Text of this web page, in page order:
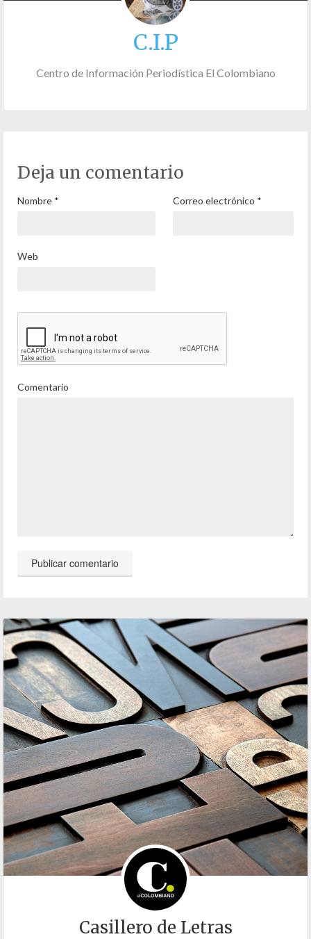
C.I.P
Centro de Información Periodística El Colombiano
Deja un comentario
Nombre * Correo electrónico *
Web
Comentario
Casillero de Letras